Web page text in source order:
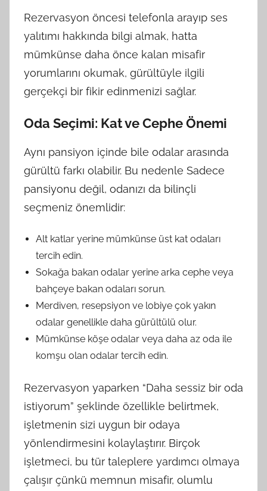
Rezervasyon öncesi telefonla arayıp ses
yalıtımı hakkında bilgi almak, hatta
mümkünse daha önce kalan misafir
yorumlarını okumak, gürültüyle ilgili
gerçekçi bir fikir edinmenizi sağlar.
Oda Seçimi: Kat ve Cephe Önemi
Aynı pansiyon içinde bile odalar arasında
gürültü farkı olabilir. Bu nedenle Sadece
pansiyonu değil, odanızı da bilinçli
seçmeniz önemlidir:
Alt katlar yerine mümkünse üst kat odaları
tercih edin.
Sokağa bakan odalar yerine arka cephe veya
bahçeye bakan odaları sorun.
Merdiven, resepsiyon ve lobiye çok yakın
odalar genellikle daha gürültülü olur.
Mümkünse köşe odalar veya daha az oda ile
komşu olan odalar tercih edin.
Rezervasyon yaparken “Daha sessiz bir oda
istiyorum” şeklinde özellikle belirtmek,
işletmenin sizi uygun bir odaya
yönlendirmesini kolaylaştırır. Birçok
işletmeci, bu tür taleplere yardımcı olmaya
çalışır çünkü memnun misafir, olumlu